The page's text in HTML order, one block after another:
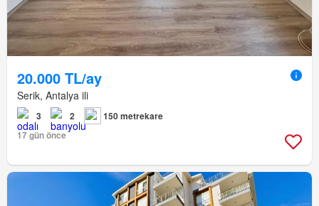
20.000 TL/ay
Serik, Antalya ili
3 2
150 metrekare
17 gün önce